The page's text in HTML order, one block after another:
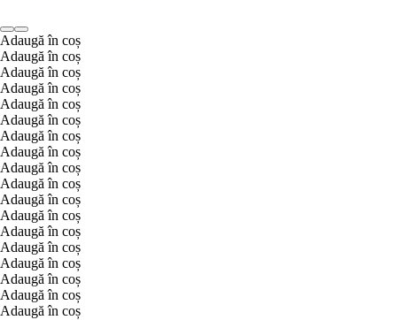
Adaugă în coș
Adaugă în coș
Adaugă în coș
Adaugă în coș
Adaugă în coș
Adaugă în coș
Adaugă în coș
Adaugă în coș
Adaugă în coș
Adaugă în coș
Adaugă în coș
Adaugă în coș
Adaugă în coș
Adaugă în coș
Adaugă în coș
Adaugă în coș
Adaugă în coș
Adaugă în coș